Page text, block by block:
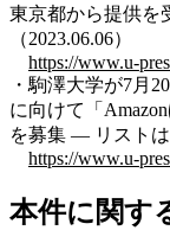
東京都から提供を
（2023.06.06）
https://www.u-
・駒澤大学が7月
に向けて「
を募集 — リストは
https://www.u-
本件に関す